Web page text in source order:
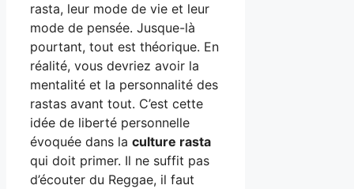
rasta, leur mode de vie et leur
mode de pensée. Jusque-là
pourtant, tout est théorique. En
réalité, vous devriez avoir la
mentalité et la personnalité des
rastas avant tout. C’est cette
idée de liberté personnelle
évoquée dans la culture rasta
qui doit primer. Il ne suffit pas
d’écouter du Reggae, il faut